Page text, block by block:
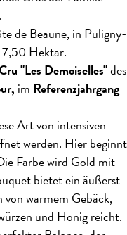
de Beaune, in Puligny-
Hektar.
"Les Demoiselles"des
im Referenzjahrgang
Art von intensiven
werden. Hier beginnt
Farbe wird Gold mit
bietet ein äußerst
warmem Gebäck,
und Honig reicht.